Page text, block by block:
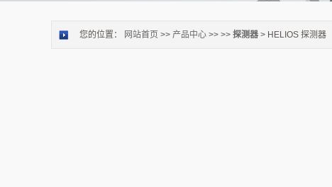
您的位置： 网站首页 >> 产品中心 >> >> 探测器 > HELIOS 探测器